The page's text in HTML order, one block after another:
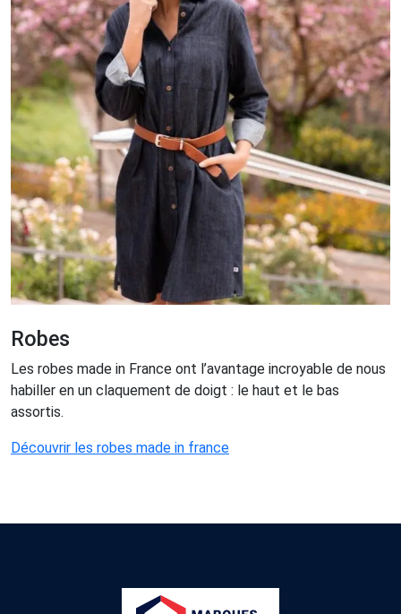
Robes
Les robes made in France ont l’avantage incroyable de nous
habiller en un claquement de doigt : le haut et le bas
assortis.
Découvrir les robes made in france